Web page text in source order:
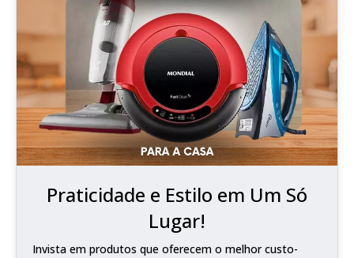
Praticidade e Estilo em Um Só
Lugar!
Invista em produtos que oferecem o melhor custo-